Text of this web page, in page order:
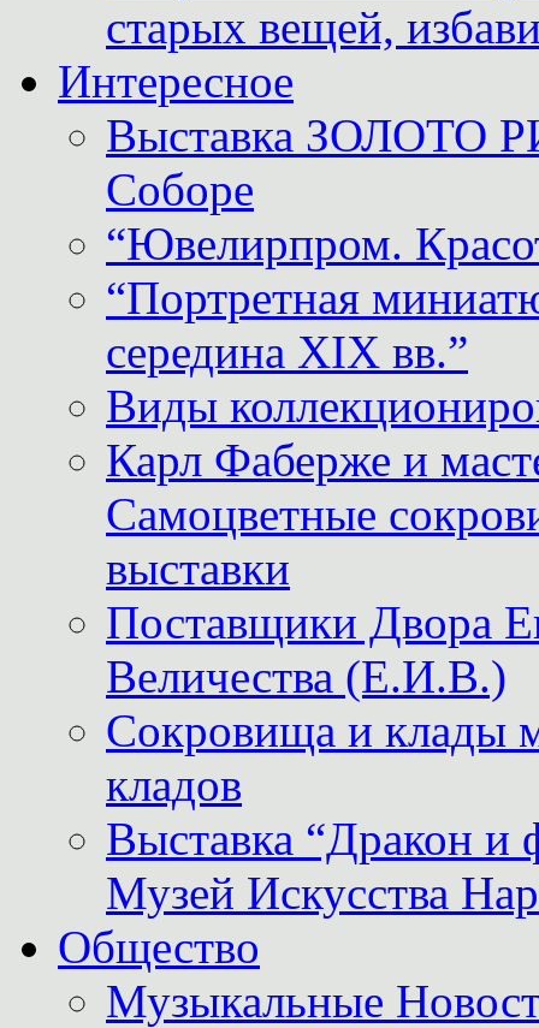
старых вещей,
Интересное
Выставка ЗОЛОТО
Соборе
“Ювелирпром.
“Портретная
середина XIX вв.”
Виды
Карл Фаберже и
Самоцветные
выставки
Поставщики
Величества (Е.И.В.)
Сокровища и клады
кладов
Выставка “Дракон и
Музей Искусства
Общество
Музыкальные